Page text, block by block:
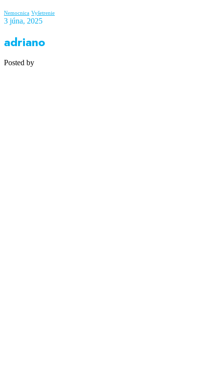
Nemocnica Vyšetrenie
3 júna, 2025
adriano
Posted by